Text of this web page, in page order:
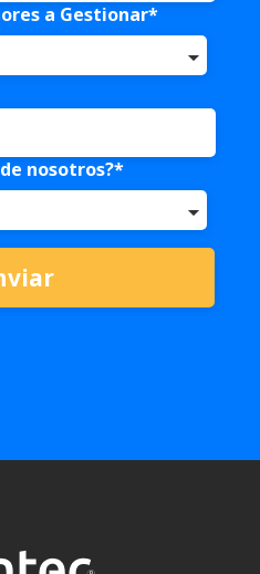
a Gestionar*
nosotros?*